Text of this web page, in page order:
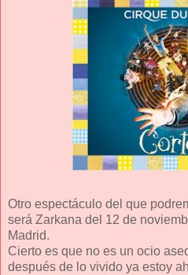
Otro espectáculo del que
será Zarkana del 12 de
Madrid.
Cierto es que no es un ocio
después de lo vivido ya estoy